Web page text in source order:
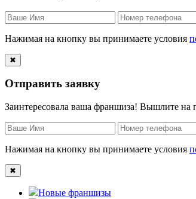
Нажимая на кнопку вы принимаете условия
✖
Отправить заявку
Заинтересовала ваша франшиза! Вышлите
Нажимая на кнопку вы принимаете условия
✖
Новые франшизы